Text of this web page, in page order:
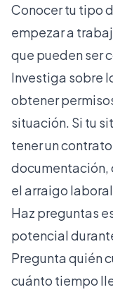
Conocer tu tipo
empezar a
que pueden ser
Investiga sobre
obtener
situación. Si tu
tener un
documentación,
elarraigo laboral
Haz preguntas
potencial
Pregunta quién
cuánto tiempo